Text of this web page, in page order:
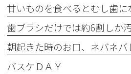
バスケＤＡＹ